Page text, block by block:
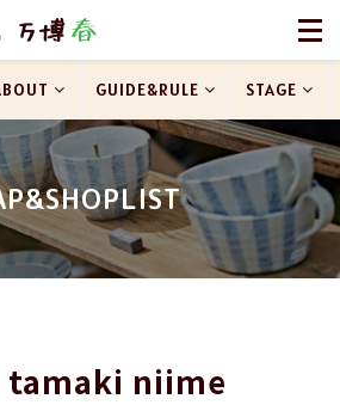
GUIDE&RULE STAGE
tamaki niime